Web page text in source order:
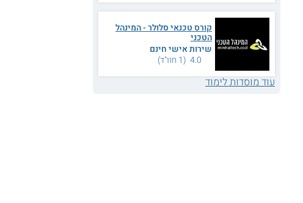
קורס טכנאי סלולר - המינהל
הטכני
שירות אישי חינם
4.0 (1 חוו"ד)
עוד מוסדות לימוד